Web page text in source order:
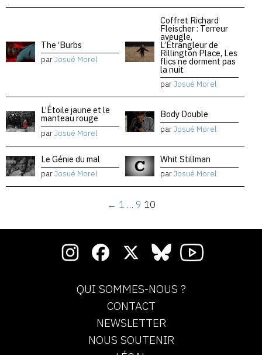
The ‘Burbs
parJosué Morel
Coffret Richard
Fleischer : Terreur
aveugle,
L’Étrangleur de
Rillington Place, Les
flics ne dorment pas
la nuit
parJosué Morel
L’Étoile jaune et le
manteau rouge
parJosué Morel
Body Double
parJosué Morel
Le Génie du mal
parJosué Morel
Whit Stillman
parJosué Morel
← 1 … 9 10
QUI SOMMES-NOUS ?
CONTACT
NEWSLETTER
NOUS SOUTENIR